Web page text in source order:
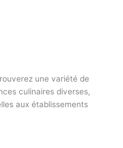
une variété de
culinaires diverses,
aux établissements